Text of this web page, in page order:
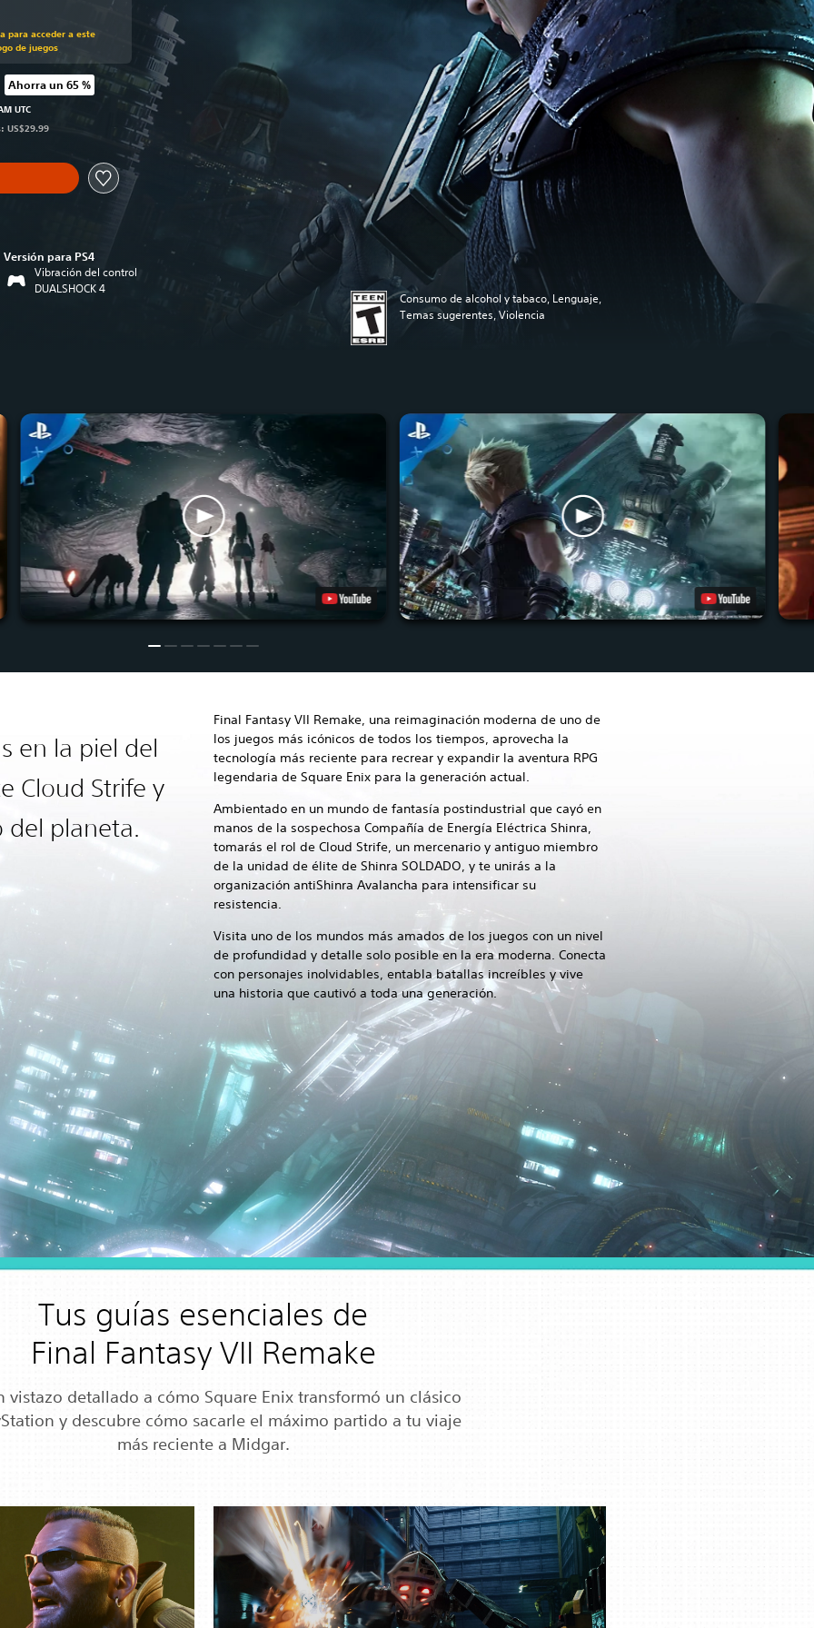
original de US$29.99
para acceder a este
de juegos
original de US$29.99
Ahorra un 65 %
UTC
US$29.99
Versión para PS4
Vibración del control
DUALSHOCK 4
Consumo de alcohol y tabaco, Lenguaje,
Temas sugerentes, Violencia
en la piel del
Cloud Strife y
del planeta.
Final Fantasy VII Remake, una reimaginación moderna de uno de
los juegos más icónicos de todos los tiempos, aprovecha la
tecnología más reciente para recrear y expandir la aventura RPG
legendaria de Square Enix para la generación actual.
Ambientado en un mundo de fantasía postindustrial que cayó en
manos de la sospechosa Compañía de Energía Eléctrica Shinra,
tomarás el rol de Cloud Strife, un mercenario y antiguo miembro
de la unidad de élite de Shinra SOLDADO, y te unirás a la
organización antiShinra Avalancha para intensificar su
resistencia.
Visita uno de los mundos más amados de los juegos con un nivel
de profundidad y detalle solo posible en la era moderna. Conecta
con personajes inolvidables, entabla batallas increíbles y vive
una historia que cautivó a toda una generación.
Tus guías esenciales de
Final Fantasy VII Remake
vistazo detallado a cómo Square Enix transformó un clásico
y descubre cómo sacarle el máximo partido a tu viaje
más reciente a Midgar.